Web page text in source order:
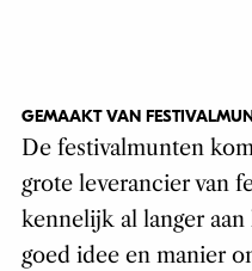
GEMAAKT VAN
De festivalmunten
grote leverancier van
kennelijk al langer
goed idee en manier